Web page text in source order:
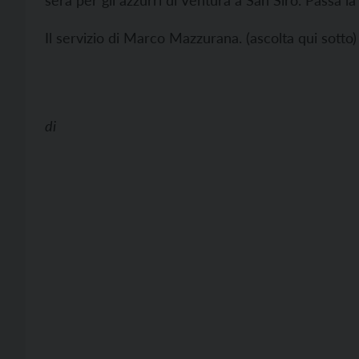
Il servizio di Marco Mazzurana. (ascolta qui sotto)
di